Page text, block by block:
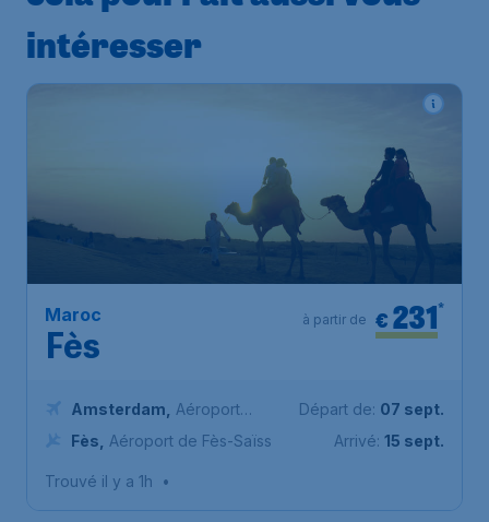
intéresser
Maroc
Fès
€ 231*
à partir de
Amsterdam
Aéroport
Schiphol (Amsterdam)
Fès Aéroport de Fès-Saïss
Départ de: 07 sept.
Arrivé: 15 sept.
Trouvé il y a 1h •